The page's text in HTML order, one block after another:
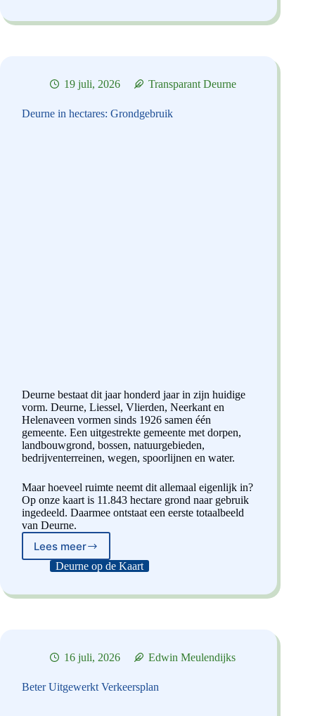
kwijt
19 juli, 2026 Transparant Deurne
Deurne in hectares: Grondgebruik
Deurne bestaat dit jaar honderd jaar in zijn huidige
vorm. Deurne, Liessel, Vlierden, Neerkant en
Helenaveen vormen sinds 1926 samen één
gemeente. Een uitgestrekte gemeente met dorpen,
landbouwgrond, bossen, natuurgebieden,
bedrijventerreinen, wegen, spoorlijnen en water.
Maar hoeveel ruimte neemt dit allemaal eigenlijk in?
Op onze kaart is 11.843 hectare grond naar gebruik
ingedeeld. Daarmee ontstaat een eerste totaalbeeld
van Deurne.
Lees meer
Deurne
in
Grondgebruik
Deurne op de Kaart
16 juli, 2026 Edwin Meulendijks
Beter Uitgewerkt Verkeersplan